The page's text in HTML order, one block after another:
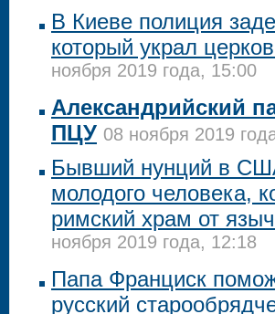
В Киеве полиция
который украл
ноября 2019 года, 15:00
Александрийский
ПЦУ 08 ноября 2019
Бывший нунций в
молодого человека,
римский храм от
ноября 2019 года, 12:18
Папа Франциск
русский